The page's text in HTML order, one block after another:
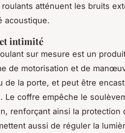
atténuent les bruits
acoustique.
intimité
sur mesure est un
de motorisation et de
de la porte, et peut être
Le coffre empêche le
renforçant ainsi la
aussi de réguler la